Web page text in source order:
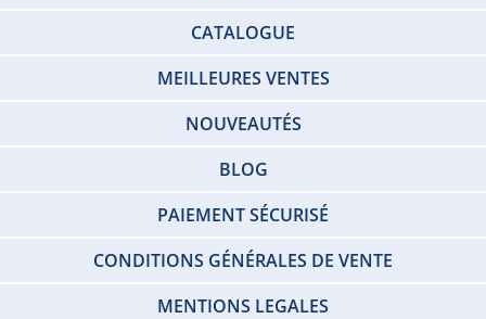
CATALOGUE
MEILLEURES VENTES
NOUVEAUTÉS
BLOG
PAIEMENT SÉCURISÉ
CONDITIONS GÉNÉRALES DE VENTE
MENTIONS LEGALES